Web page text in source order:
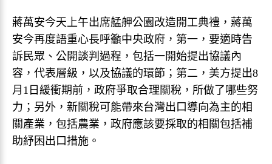
蔣萬安今天上午出席艋舺公園改造開工典禮，蔣萬
安今再度語重心長呼籲中央政府，第一，要適時告
訴民眾、公開談判過程，包括一開始提出協議內
容，代表層級，以及協議的環節；第二，美方提出8
月1日緩衝期前，政府爭取合理關稅，所做了哪些努
力；另外，新關稅可能帶來台灣出口導向為主的相
關產業，包括農業，政府應該要採取的相關包括補
助紓困出口措施。